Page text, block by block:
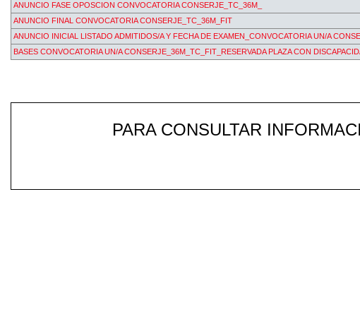
ANUNCIO FASE OPOSCION CONVOCATORIA CONSERJE_TC_36M_
ANUNCIO FINAL CONVOCATORIA CONSERJE_TC_36M_FIT
ANUNCIO INICIAL LISTADO ADMITIDOS/A Y FECHA DE EXAMEN_CONVOCATORIA UN/A
BASES CONVOCATORIA UN/A CONSERJE_36M_TC_FIT_RESERVADA PLAZA CON
PARA CONSULTAR